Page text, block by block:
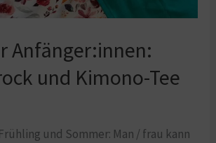
Anfänger:innen:
und Kimono-Tee
und Sommer: Man / frau kann